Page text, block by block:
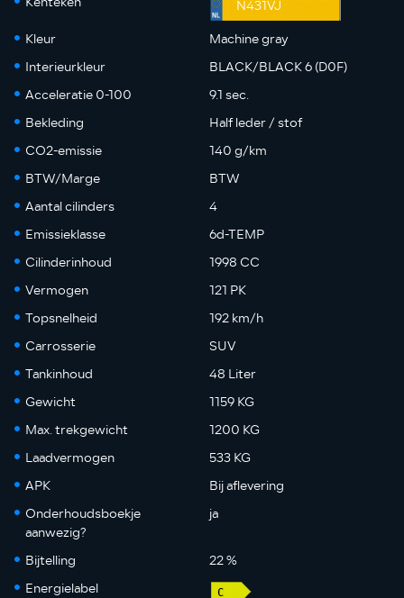
N431VJ
Kleur
Machine gray
Interieurkleur
BLACK/BLACK 6 (D0F)
Acceleratie 0-100
9.1 sec.
Bekleding
Half leder / stof
CO2-emissie
140 g/km
BTW/Marge
BTW
Aantal cilinders
4
Emissieklasse
6d-TEMP
Cilinderinhoud
1998 CC
Vermogen
121 PK
Topsnelheid
192 km/h
Carrosserie
SUV
Tankinhoud
48 Liter
Gewicht
1159 KG
Max. trekgewicht
1200 KG
Laadvermogen
533 KG
APK
Bij aflevering
Onderhoudsboekje
aanwezig?
ja
Bijtelling
22 %
Energielabel